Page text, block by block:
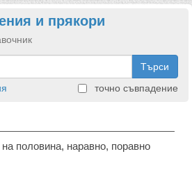
и прякори
Търси
точно съвпадение
половина, наравно, поравно